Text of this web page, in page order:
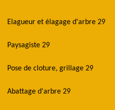
Elagueur et élagage d'arbre 29
Paysagiste 29
Pose de cloture, grillage 29
Abattage d'arbre 29